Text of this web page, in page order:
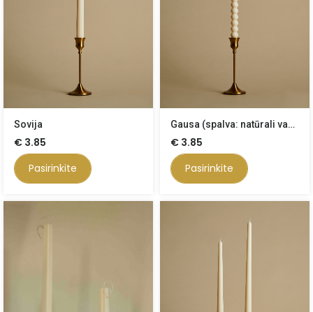
Sovija
€ 3.85
Pasirinkite
Gausa (spalva: natūrali vaško)
€ 3.85
Pasirinkite